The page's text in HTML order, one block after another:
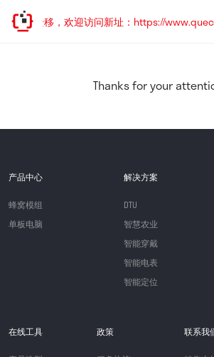
址已迁移，欢迎访问新址：https://
Thanks for your
产品中心
蜂窝模组
单板电脑
解决方案
DTU
智慧农业
智能穿戴
智能电表
智能定位
在线工具 政策 联系我